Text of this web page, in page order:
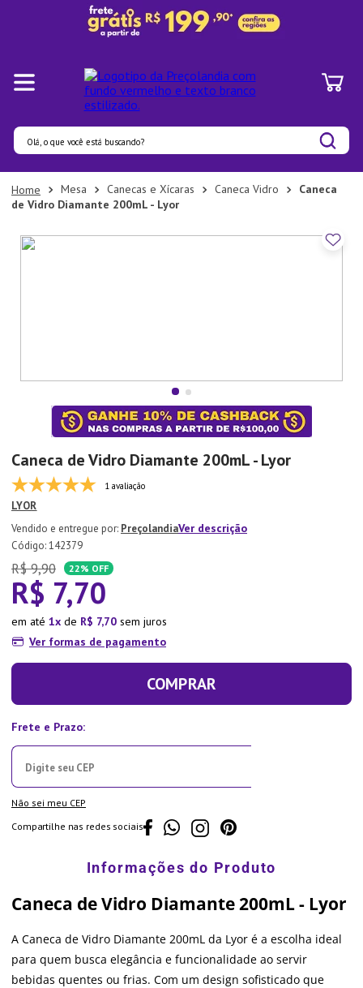
Olá, o que você está buscando?
Mesa Canecas e Xícaras Caneca Vidro
Caneca
de Vidro Diamante 200mL - Lyor
Caneca de Vidro Diamante 200mL - Lyor
1 avaliação
LYOR
PreçolandiaVer descrição
:142379
R$ 9,90 22% OFF
R$ 7,70
em até 1 de R$ 7,70 sem juros
Ver formas de pagamento
COMPRAR
Não sei meu CEP
Compartilhe nas redes sociais
Caneca de Vidro Diamante 200mL - Lyor
A Caneca de Vidro Diamante 200mL da Lyor é a escolha ideal
para quem busca elegância e funcionalidade ao servir
bebidas quentes ou frias. Com um design sofisticado que
Termos mais buscados
1º
Panelas
2º
Pratos
7º
Aparelho Jantar
Xicara
Lixeira
10º Organizador